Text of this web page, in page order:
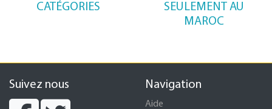
CATÉGORIES
SEULEMENT AU
MAROC
Suivez nous Navigation
Aide